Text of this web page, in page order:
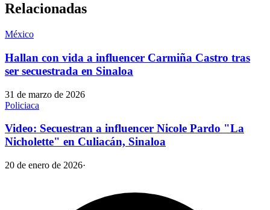
Relacionadas
México
Hallan con vida a influencer Carmiña Castro tras
ser secuestrada en Sinaloa
31 de marzo de 2026
Policiaca
Video: Secuestran a influencer Nicole Pardo "La
Nicholette" en Culiacán, Sinaloa
20 de enero de 2026·